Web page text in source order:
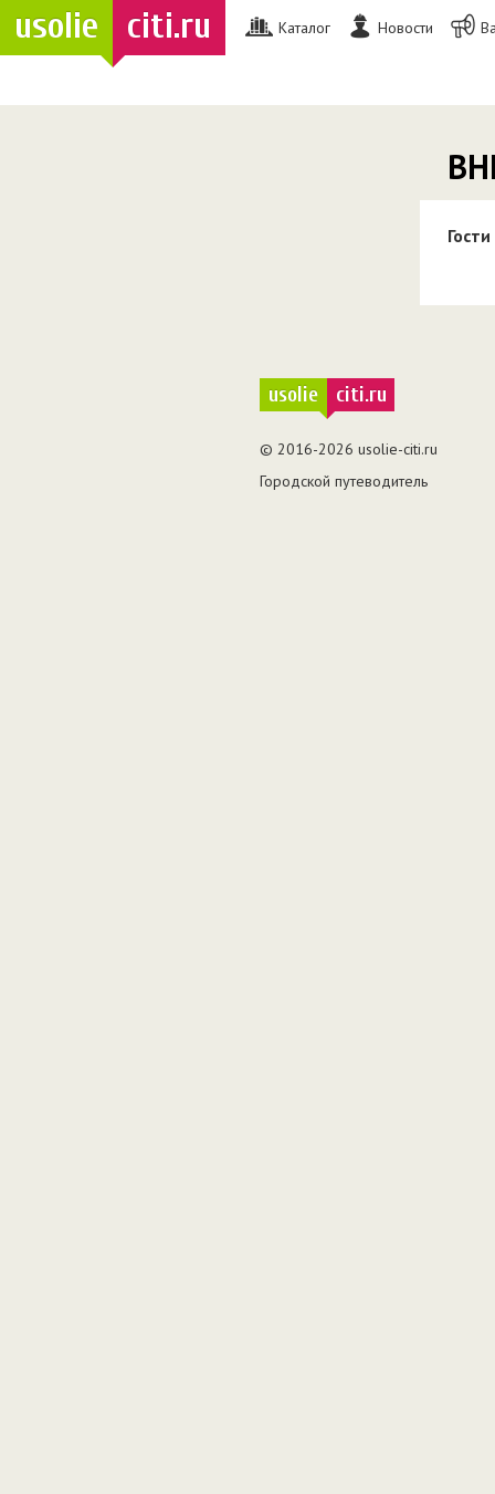
usolie citi.ru Каталог Новости
Гости
usolie citi.ru
© 2016-2026 usolie-citi.ru
Городской путеводитель